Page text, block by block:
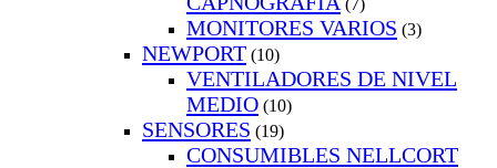
(7)
MONITORES VARIOS (3)
NEWPORT (10)
VENTILADORES DE NIVEL
MEDIO (10)
SENSORES (19)
CONSUMIBLES NELLCORT